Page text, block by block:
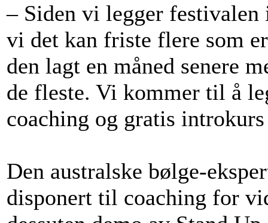
– Siden vi legger festivalen
vi det kan friste flere som
den lagt en måned senere
de fleste. Vi kommer til å
coaching og gratis
Den australske bølge-
disponert til coaching for